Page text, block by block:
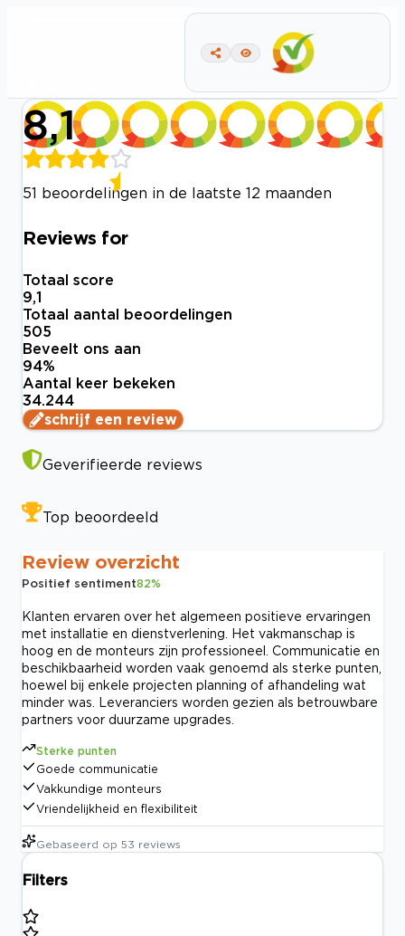
8,1
51 beoordelingen in de laatste 12 maanden
Reviews for
Totaal score
9,1
Totaal aantal beoordelingen
505
Beveelt ons aan
94%
Aantal keer bekeken
34.244
schrijf een review
Geverifieerde reviews
Top beoordeeld
Review overzicht
Positief sentiment82%
Klanten ervaren over het algemeen positieve ervaringen
met installatie en dienstverlening. Het vakmanschap is
hoog en de monteurs zijn professioneel. Communicatie en
beschikbaarheid worden vaak genoemd als sterke punten,
hoewel bij enkele projecten planning of afhandeling wat
minder was. Leveranciers worden gezien als betrouwbare
partners voor duurzame upgrades.
Sterke punten
Goede communicatie
Vakkundige monteurs
Vriendelijkheid en flexibiliteit
Gebaseerd op 53 reviews
Filters